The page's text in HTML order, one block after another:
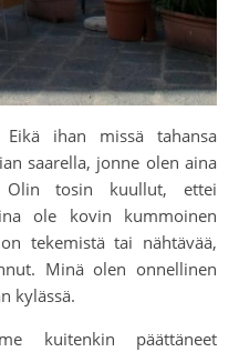
Eikä ihan missä tahansa
saarella, jonne olen aina
Olin tosin kuullut, ettei
ole kovin kummoinen
tekemistä tai nähtävää,
Minä olen onnellinen
kylässä.
kuitenkin päättäneet